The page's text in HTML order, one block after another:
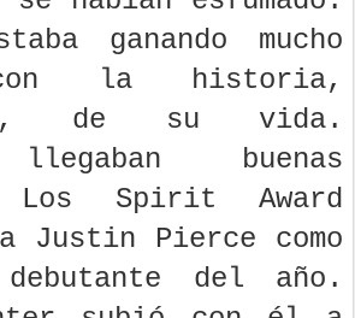
habían esfumado.
ganando mucho
la historia,
de su vida.
llegaban buenas
Los Spirit Award
Justin Pierce como
del año.